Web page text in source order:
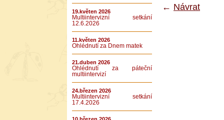
19.květen 2026
Multiintervizní setkání
12.6.2026
11.květen 2026
Ohlédnutí za Dnem matek
21.duben 2026
Ohlédnutí za páteční
multiintervizí
24.březen 2026
Multiintervizní setkání
17.4.2026
← Návrat